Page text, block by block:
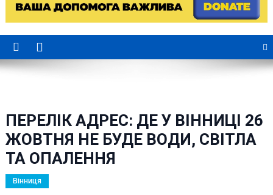
ПЕРЕЛІК АДРЕС: ДЕ У ВІННИЦІ 26
ЖОВТНЯ НЕ БУДЕ ВОДИ, СВІТЛА
ТА ОПАЛЕННЯ
Вінниця